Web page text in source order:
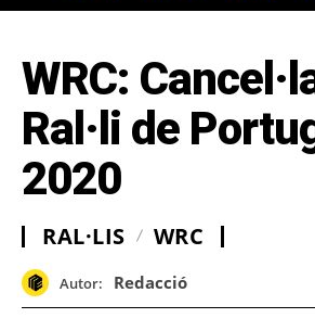
WRC:
Ral·li de
2020
RAL·LIS WRC
Autor: Redacció